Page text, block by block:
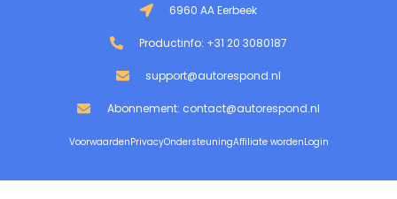
6960 AA Eerbeek
Productinfo: +31 20 3080187
support@autorespond.nl
Abonnement: contact@autorespond.nl
VoorwaardenPrivacyOndersteuningAffiliate wordenLogin